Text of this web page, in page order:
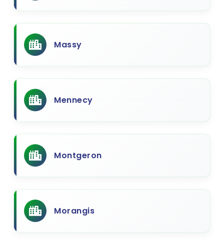
Massy
Mennecy
Montgeron
Morangis